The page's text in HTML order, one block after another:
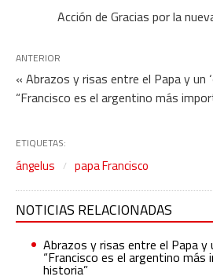
Acción de Gracias por la
ANTERIOR
« Abrazos y risas entre el Papa y un
“Francisco es el argentino más
ETIQUETAS:
ángelus papa Francisco
NOTICIAS RELACIONADAS
Abrazos y risas entre el Papa y
“Francisco es el argentino
historia”